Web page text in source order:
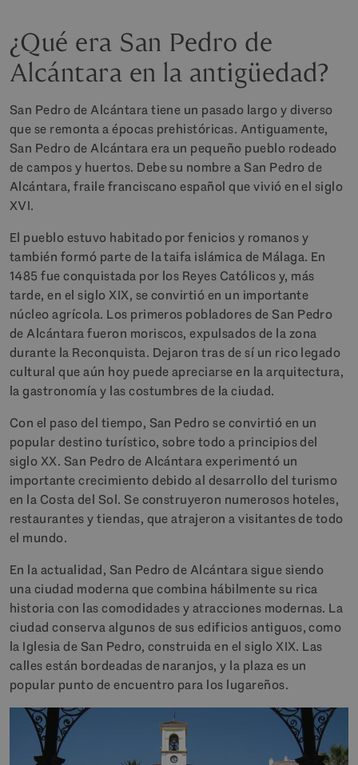
¿Qué era San Pedro de
Alcántara en la antigüedad?
San Pedro de Alcántara tiene un pasado largo y diverso
que se remonta a épocas prehistóricas. Antiguamente,
San Pedro de Alcántara era un pequeño pueblo rodeado
de campos y huertos. Debe su nombre a San Pedro de
Alcántara, fraile franciscano español que vivió en el siglo
XVI.
El pueblo estuvo habitado por fenicios y romanos y
también formó parte de la taifa islámica de Málaga. En
1485 fue conquistada por los Reyes Católicos y, más
tarde, en el siglo XIX, se convirtió en un importante
núcleo agrícola. Los primeros pobladores de San Pedro
de Alcántara fueron moriscos, expulsados de la zona
durante la Reconquista. Dejaron tras de sí un rico legado
cultural que aún hoy puede apreciarse en la arquitectura,
la gastronomía y las costumbres de la ciudad.
Con el paso del tiempo, San Pedro se convirtió en un
popular destino turístico, sobre todo a principios del
siglo XX. San Pedro de Alcántara experimentó un
importante crecimiento debido al desarrollo del turismo
en la Costa del Sol. Se construyeron numerosos hoteles,
restaurantes y tiendas, que atrajeron a visitantes de todo
el mundo.
En la actualidad, San Pedro de Alcántara sigue siendo
una ciudad moderna que combina hábilmente su rica
historia con las comodidades y atracciones modernas. La
ciudad conserva algunos de sus edificios antiguos, como
la Iglesia de San Pedro, construida en el siglo XIX. Las
calles están bordeadas de naranjos, y la plaza es un
popular punto de encuentro para los lugareños.